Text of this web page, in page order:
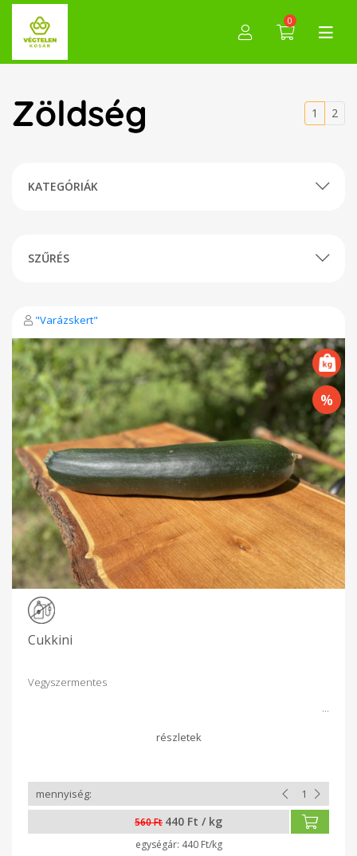
0
Zöldség 1 2
KATEGÓRIÁK
SZŰRÉS
"Varázskert"
Cukkini
Vegyszermentes
560 Ft 440 Ft / kg
440 Ft/kg